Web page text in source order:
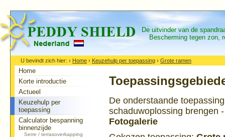
De uitvinder van de
Bescherming tegen zon,
U bevindt zich hier: › Home › Keuzehulp per toepassing › Grote ramen
De onderstaande
schaduwoplossing brengen
Fotogalerie
Home
Korte introductie
Actueel
Keuzehulp per
toepassing
Calculator bespanning
binnenzijde
Serre / terrasoverkapping